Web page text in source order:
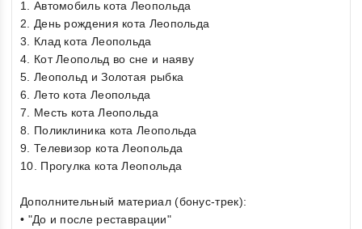
1. Автомобиль кота Леопольда
2. День рождения кота Леопольда
3. Клад кота Леопольда
4. Кот Леопольд во сне и наяву
5. Леопольд и Золотая рыбка
6. Лето кота Леопольда
7. Месть кота Леопольда
8. Поликлиника кота Леопольда
9. Телевизор кота Леопольда
10. Прогулка кота Леопольда
Дополнительный материал (бонус-трек):
• "До и после реставрации"